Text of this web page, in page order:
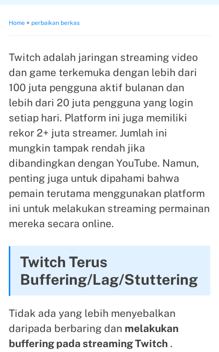
Home> perbaikan berkas
Twitch adalah jaringan streaming video
dan game terkemuka dengan lebih dari
100 juta pengguna aktif bulanan dan
lebih dari 20 juta pengguna yang login
setiap hari. Platform ini juga memiliki
rekor 2+ juta streamer. Jumlah ini
mungkin tampak rendah jika
dibandingkan dengan YouTube. Namun,
penting juga untuk dipahami bahwa
pemain terutama menggunakan platform
ini untuk melakukan streaming permainan
mereka secara online.
Twitch Terus
Buffering/Lag/Stuttering
Tidak ada yang lebih menyebalkan
daripada berbaring dan melakukan
buffering pada streaming Twitch.